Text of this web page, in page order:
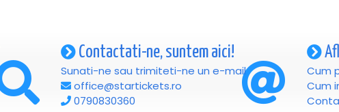
Contactati-ne, suntem aici!
Sunati-ne sau trimiteti-ne un e-mail
office@startickets.ro
0790830360
Cum
Cum